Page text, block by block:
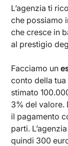
L’agenzia ti
che possiamo
che cresce in
al prestigio
Facciamo un
conto della
stimato
3% del valore.
il pagamento
parti.
quindi 300